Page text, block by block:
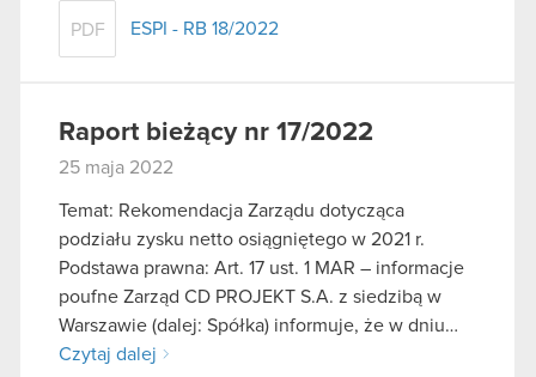
PDF ESPI - RB 18/2022
Raport bieżący nr 17/2022
25 maja 2022
Temat: Rekomendacja Zarządu dotycząca
podziału zysku netto osiągniętego w 2021 r.
Podstawa prawna: Art. 17 ust. 1 MAR – informacje
poufne Zarząd CD PROJEKT S.A. z siedzibą w
Warszawie (dalej: Spółka) informuje, że w dniu…
Czytaj dalej